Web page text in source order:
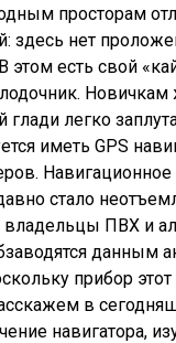
просторам
здесь нет
этом есть свой
Новичкам
глади легко
иметь GPS
Навигационное
стало
владельцы ПВХ и
данным
прибор
в
навигатора,